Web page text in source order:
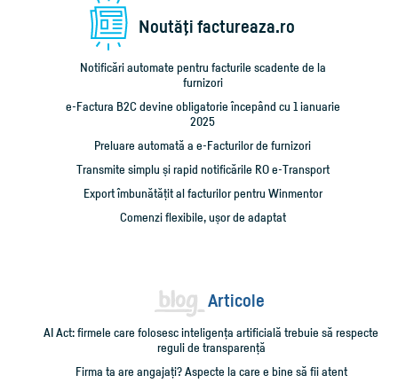
Noutăţi factureaza.ro
Notificări automate pentru facturile scadente de la
furnizori
e-Factura B2C devine obligatorie începând cu 1 ianuarie
2025
Preluare automată a e-Facturilor de furnizori
Transmite simplu și rapid notificările RO e-Transport
Export îmbunătățit al facturilor pentru Winmentor
Comenzi flexibile, ușor de adaptat
Articole
AI Act: firmele care folosesc inteligența artificială trebuie să respecte
reguli de transparență
Firma ta are angajați? Aspecte la care e bine să fii atent